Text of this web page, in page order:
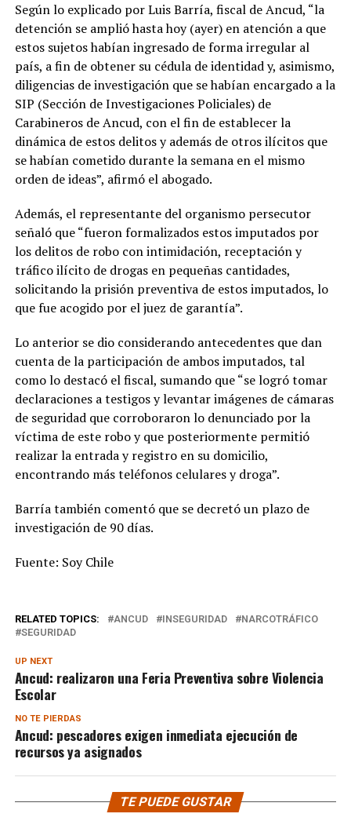
Según lo explicado por Luis Barría, fiscal de Ancud, “la
detención se amplió hasta hoy (ayer) en atención a que
estos sujetos habían ingresado de forma irregular al
país, a fin de obtener su cédula de identidad y, asimismo,
diligencias de investigación que se habían encargado a la
SIP (Sección de Investigaciones Policiales) de
Carabineros de Ancud, con el fin de establecer la
dinámica de estos delitos y además de otros ilícitos que
se habían cometido durante la semana en el mismo
orden de ideas”, afirmó el abogado.
Además, el representante del organismo persecutor
señaló que “fueron formalizados estos imputados por
los delitos de robo con intimidación, receptación y
tráfico ilícito de drogas en pequeñas cantidades,
solicitando la prisión preventiva de estos imputados, lo
que fue acogido por el juez de garantía”.
Lo anterior se dio considerando antecedentes que dan
cuenta de la participación de ambos imputados, tal
como lo destacó el fiscal, sumando que “se logró tomar
declaraciones a testigos y levantar imágenes de cámaras
de seguridad que corroboraron lo denunciado por la
víctima de este robo y que posteriormente permitió
realizar la entrada y registro en su domicilio,
encontrando más teléfonos celulares y droga”.
Barría también comentó que se decretó un plazo de
investigación de 90 días.
Fuente: Soy Chile
RELATED TOPICS: ANCUD INSEGURIDAD
NARCOTRÁFICO
SEGURIDAD
UP NEXT
Ancud: realizaron una Feria Preventiva sobre Violencia
Escolar
NO TE PIERDAS
Ancud: pescadores exigen inmediata ejecución de
recursos ya asignados
TE PUEDE GUSTAR